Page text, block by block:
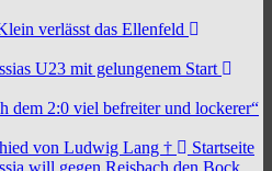
verlässt das Ellenfeld
U23 mit gelungenem Start
dem 2:0 viel befreiter und lockerer“
von Ludwig Lang †
Startseite
will gegen Reisbach den Bock